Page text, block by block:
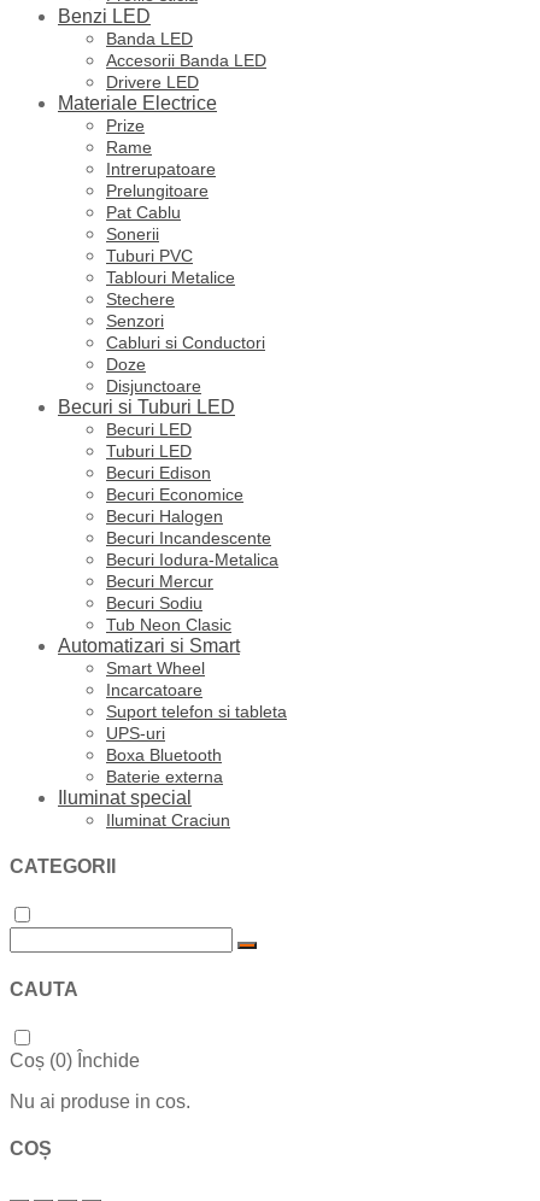
Benzi LED
Banda LED
Accesorii Banda LED
Drivere LED
Materiale Electrice
Prize
Rame
Intrerupatoare
Prelungitoare
Pat Cablu
Sonerii
Tuburi PVC
Tablouri Metalice
Stechere
Senzori
Cabluri si Conductori
Doze
Disjunctoare
Becuri si Tuburi LED
Becuri LED
Tuburi LED
Becuri Edison
Becuri Economice
Becuri Halogen
Becuri Incandescente
Becuri Iodura-Metalica
Becuri Mercur
Becuri Sodiu
Tub Neon Clasic
Automatizari si Smart
Smart Wheel
Incarcatoare
Suport telefon si tableta
UPS-uri
Boxa Bluetooth
Baterie externa
Iluminat special
Iluminat Craciun
CATEGORII
CAUTA
Coș (0) Închide
Nu ai produse in cos.
COȘ